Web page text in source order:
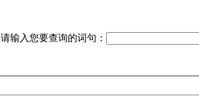
请输入您要查询的词句：